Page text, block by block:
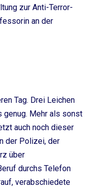
zur Anti-Terror-
an der
Tag. Drei Leichen
genug. Mehr als sonst
auch noch dieser
der Polizei, der
über
durchs Telefon
verabschiedete